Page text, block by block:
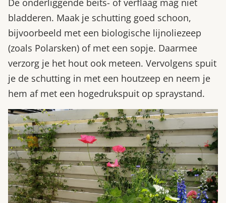
De onderliggende beits- of verflaag mag niet
bladderen. Maak je schutting goed schoon,
bijvoorbeeld met een biologische lijnoliezeep
(zoals Polarsken) of met een sopje. Daarmee
verzorg je het hout ook meteen. Vervolgens spuit
je de schutting in met een houtzeep en neem je
hem af met een hogedrukspuit op spraystand.